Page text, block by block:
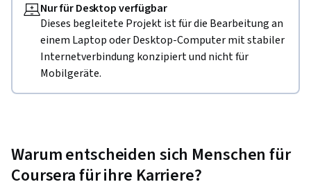
Nur für Desktop verfügbar
Dieses begleitete Projekt ist für die Bearbeitung an
einem Laptop oder Desktop-Computer mit stabiler
Internetverbindung konzipiert und nicht für
Mobilgeräte.
Warum entscheiden sich Menschen für
Coursera für ihre Karriere?